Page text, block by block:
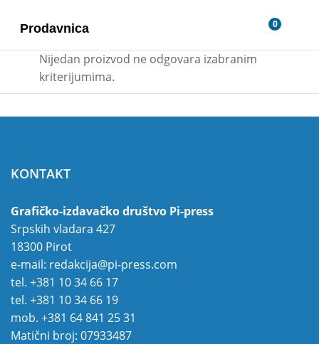
Prodavnica 0
Nijedan proizvod ne odgovara izabranim
kriterijumima.
KONTAKT
Grafičko-izdavačko društvo Pi-press
Srpskih vladara 427
18300 Pirot
e-mail: redakcija@pi-press.com
tel. +381 10 34 66 17
tel. +381 10 34 66 19
mob. +381 64 841 25 31
Matični broj: 07933487